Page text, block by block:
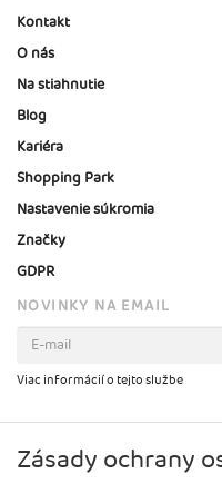
Kontakt
O nás
Na stiahnutie
Blog
Kariéra
Shopping Park
Nastavenie súkromia
Značky
GDPR
NOVINKY NA EMAIL
Viac informácií o tejto službe
Zásady ochrany